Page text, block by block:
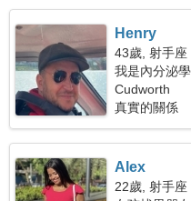
Henry
43歲, 射手座
我是內分泌
Cudworth
真實的關係
Alex
22歲, 射手座